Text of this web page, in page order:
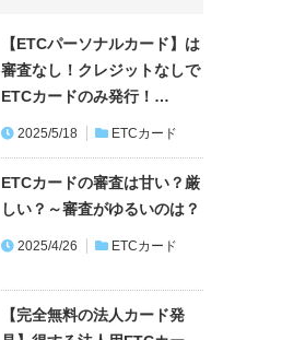
【ETCパーソナルカード】は
審査なし！クレジットなしで
ETCカードのみ発行！…
2025/5/18 ETCカード
ETCカードの審査は甘い？厳
しい？～審査がゆるいのは？
2025/4/26 ETCカード
【完全無料の法人カード発